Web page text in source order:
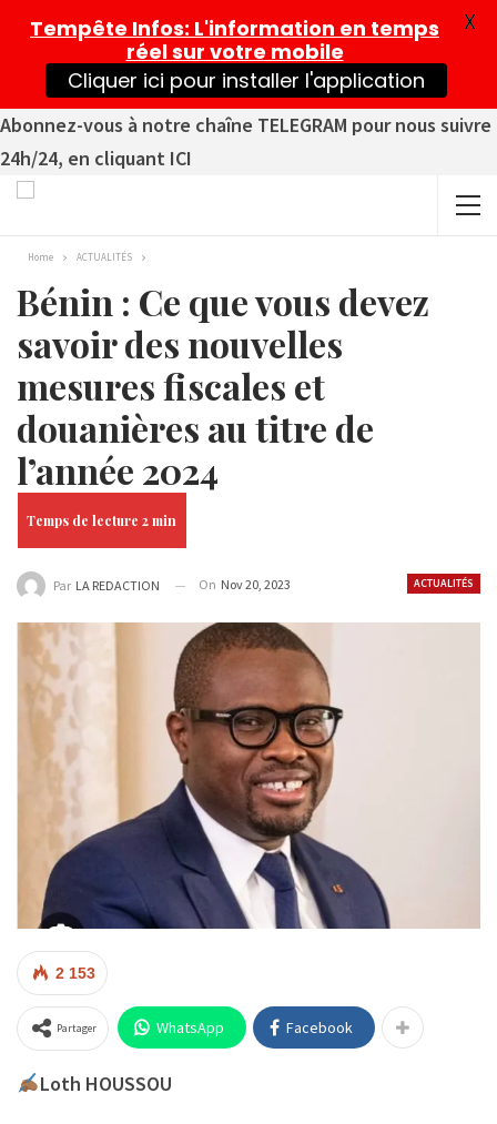
Abonnez-vous à notre chaîne TELEGRAM pour nous suivre
24h/24, en cliquant ICI
Home ACTUALITÉS
Bénin : Ce que vous devez
savoir des nouvelles
mesures fiscales et
douanières au titre de
l’année 2024
ACTUALITÉS
Par LA REDACTION On Nov 20, 2023
2 153
Partager WhatsApp Facebook
Loth HOUSSOU
Tempête Infos: L'information en temps
réel sur votre mobile
Cliquer ici pour installer l'application
X